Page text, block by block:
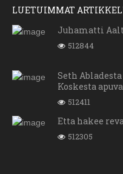
LUETUIMMAT
Juhamatti
512844
Seth
Koskesta
512411
Etta hakee
512305